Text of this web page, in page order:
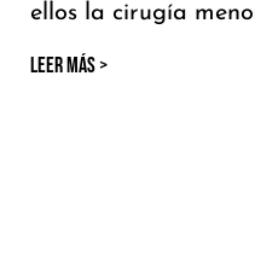
ellos la cirugía
LEER MÁS >